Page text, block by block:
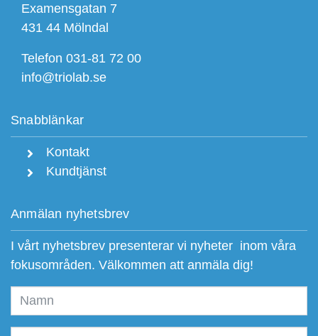
Examensgatan 7
431 44 Mölndal
Telefon 031-81 72 00
info@triolab.se
Snabblänkar
Kontakt
Kundtjänst
Anmälan nyhetsbrev
I vårt nyhetsbrev presenterar vi nyheter inom våra
fokusområden. Välkommen att anmäla dig!